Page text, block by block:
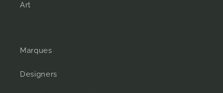
Art
Marques
Designers